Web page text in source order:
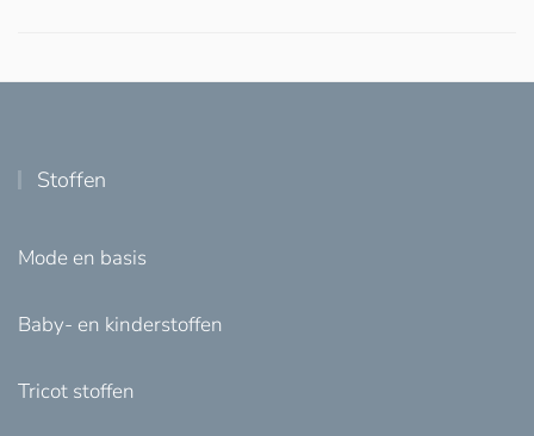
Stoffen
Mode en basis
Baby- en kinderstoffen
Tricot stoffen